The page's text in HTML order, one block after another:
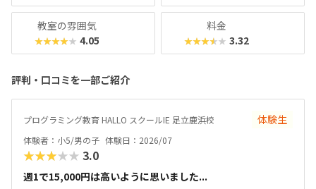
教室の雰囲気
★★★★★ 4.05
料金
★★★★★ 3.32
評判・口コミを一部ご紹介
プログラミング教育 HALLO スクールIE 足立鹿浜校 体験生
体験者：小5/男の子 体験日：2026/07
★★★★★ 3.0
週1で15,000円は高いように思いました...